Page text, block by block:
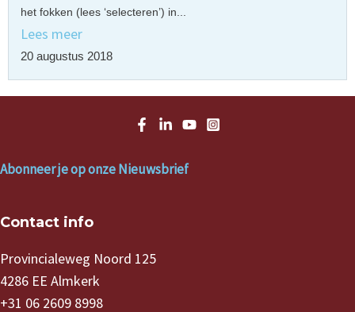
het fokken (lees ‘selecteren’) in...
Lees meer
20 augustus 2018
Abonneer je op onze Nieuwsbrief
Contact info
Provincialeweg Noord 125
4286 EE Almkerk
+31 06 2609 8998